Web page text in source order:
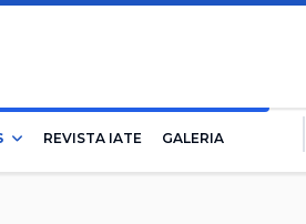
REVISTA IATE GALERIA